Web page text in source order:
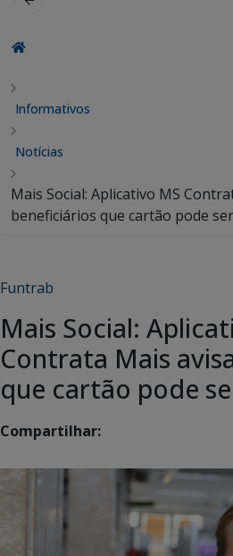
Informativos
Notícias
Mais Social: Aplicativo MS
beneficiários que cartão pode
Funtrab
Mais Social:
Contrata Mais
que cartão pode
Compartilhar: